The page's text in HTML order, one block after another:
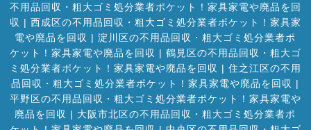
不用品回収・粗大ゴミ処分業者ポケット！家具家電や廃品を回
収 | 西成区の不用品回収・粗大ゴミ処分業者ポケット！家具家
電や廃品を回収 | 淀川区の不用品回収・粗大ゴミ処分業者ポ
ケット！家具家電や廃品を回収 | 鶴見区の不用品回収・粗大ゴ
ミ処分業者ポケット！家具家電や廃品を回収 | 住之江区の不用
品回収・粗大ゴミ処分業者ポケット！家具家電や廃品を回収 |
平野区の不用品回収・粗大ゴミ処分業者ポケット！家具家電や
廃品を回収 | 大阪市北区の不用品回収・粗大ゴミ処分業者ポ